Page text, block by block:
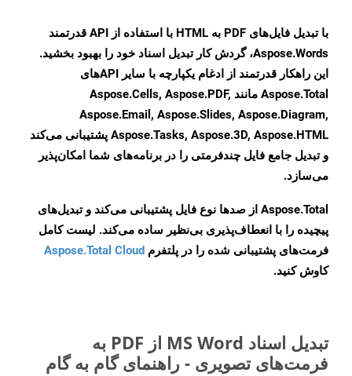
با تبدیل فایل‌های PDF به HTML با استفاده از API قدرتمند
Aspose.Words، گردش کار تبدیل اسناد خود را بهبود بخشید.
این راهکار قدرتمند از ادغام یکپارچه با سایر APIهای
Aspose.Total مانند Aspose.Cells, Aspose.PDF,
Aspose.Email, Aspose.Slides, Aspose.Diagram,
Aspose.Tasks, Aspose.3D, Aspose.HTML پشتیبانی می‌کند
و تبدیل جامع فایل چندفرمتی را در برنامه‌های شما امکان‌پذیر
می‌سازد.
Aspose.Total از صدها نوع فایل پشتیبانی می‌کند و تبدیل‌های
پیچیده را با انعطاف‌پذیری بی‌نظیر ساده می‌کند. لیست کامل
فرمت‌های پشتیبانی شده را در پلتفرم Aspose.Total Cloud
کاوش کنید.
تبدیل اسناد MS Word از PDF به
فرمت‌های تصویری - راهنمای گام به گام